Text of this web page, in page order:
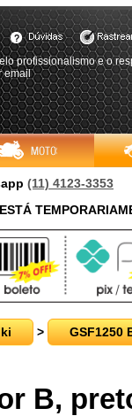
profissionalismo e o
email
(11) 4123-3353
> GSF1250
B,